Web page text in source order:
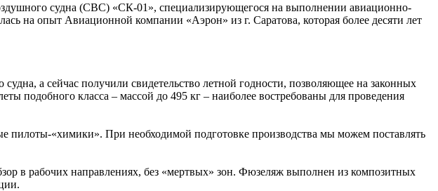
судна (СВС) «СК-01», специализирующегося на выполнении авиационно-
на опыт Авиационной компании «Аэрон» из г. Саратова, которая более десяти лет
а сейчас получили свидетельство летной годности, позволяющее на законных
подобного класса – массой до 495 кг – наиболее востребованы для проведения
пилоты-«химики». При необходимой подготовке производства мы можем поставлять
в рабочих направлениях, без «мертвых» зон. Фюзеляж выполнен из композитных